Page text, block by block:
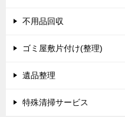
不用品回収
ゴミ屋敷片付け(整理)
遺品整理
特殊清掃サービス